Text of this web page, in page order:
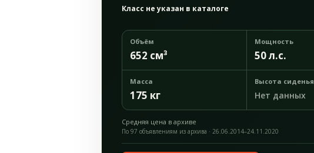
Класс не указан в каталоге
Объём
652 см³
Мощность
50 л.с.
Масса
175 кг
Высота сиденья
Нет данных
Средняя цена в архиве
По 97 объявлениям из архива · 26.06.2014–24.11.2020